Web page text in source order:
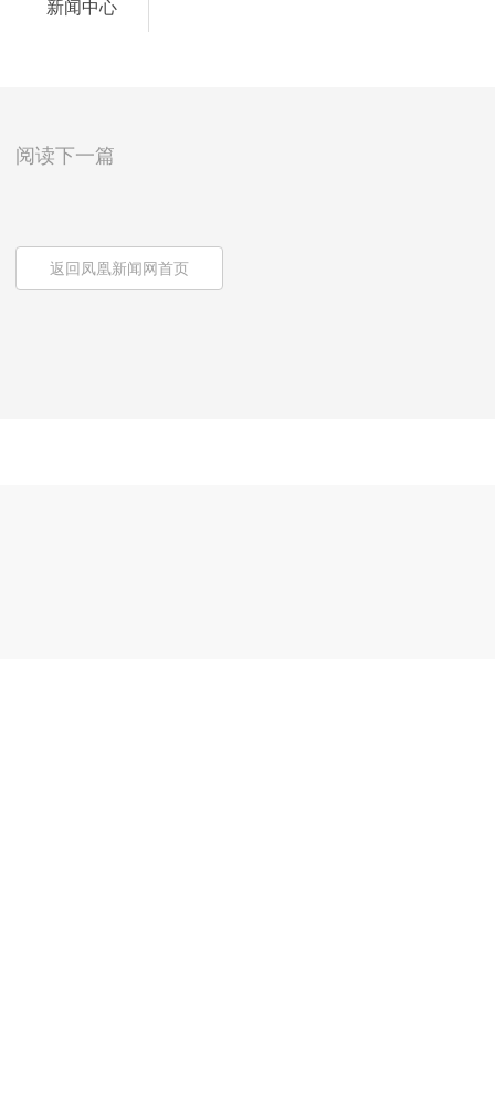
新闻中心
阅读下一篇
返回凤凰新闻网首页